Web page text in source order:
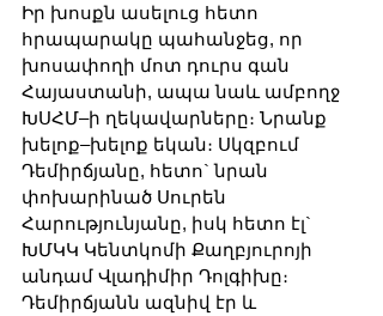
Իր խոսքն ասելուց հետո
հրապարակը պահանջեց, որ
խոսափողի մոտ դուրս գան
Հայաստանի, ապա նաև ամբողջ
ԽՍՀՄ–ի ղեկավարները։ Նրանք
խելոք–խելոք եկան։ Սկզբում
Դեմիրճյանը, հետո` նրան
փոխարինած Սուրեն
Հարությունյանը, իսկ հետո էլ`
ԽՄԿԿ Կենտկոմի Քաղբյուրոյի
անդամ Վլադիմիր Դոլգիխը։
Դեմիրճյանն ազնիվ էր և